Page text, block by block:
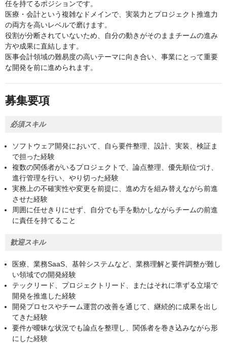
任を持てるポジションです。
医療・会計という複雑なドメインで、実装力とプロジェクト推進力
の両方を高いレベルで磨けます。
役割が分断されていないため、自分の動きがそのままチームの進み
方や成果に直結します。
医事会計領域の難易度の高いテーマに向き合い、事業にとって重要
な開発を前に進められます。
募集要項
必須スキル
ソフトウェア開発において、自ら要件整理、設計、実装、検証ま
で担った経験
複数の関係者がいるプロジェクトで、論点整理、優先順位づけ、
進行管理を行い、やり切った経験
実務上の不確実性や変更を前提に、進め方を組み替えながら前進
させた経験
周囲に任せきりにせず、自分でも手を動かしながらチームの前進
に責任を持てること
歓迎スキル
医療、業務SaaS、基幹システムなど、業務理解と要件調整が難し
い領域での開発経験
テックリード、プロジェクトリード、またはそれに準ずる立場で
開発を推進した経験
開発プロセスやチーム運営の改善を通じて、継続的に成果を出し
てきた経験
要件が曖昧な状況でも論点を整理し、関係者を巻き込みながら形
にした経験